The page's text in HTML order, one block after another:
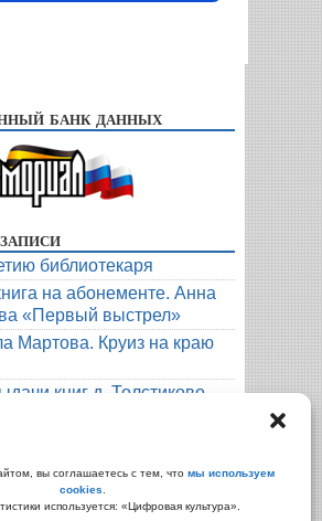
вы соглашаетесь с тем, что мы используем
cookies
используется: «Цифровая культура».
банк данных
библиотекаря
на абонементе. Анна
«Первый выстрел»
Мартова. Круиз на краю
книг д. Толстиково.